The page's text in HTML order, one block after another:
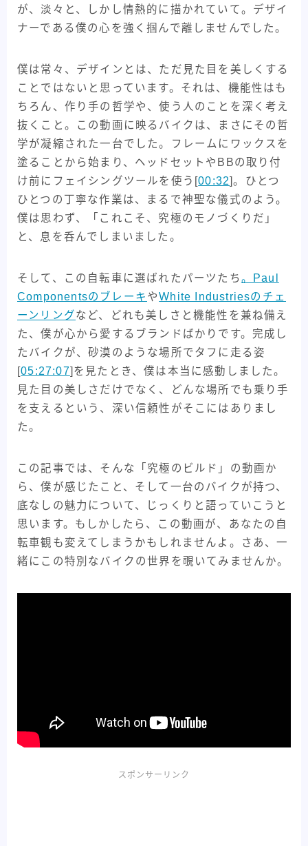
Paul salsa bikes SENSAH
The Radavist TREK Ultra Romance
WTB XTR アンクルリンネ アート
イベント・フェス ギザプロダクツ ギヤ周り
クランクブラザーズ グリップ コンポ
コンポーネント ステム セライタリア
バイクメーカー紹介記事 パーツメーカー
ピスト・トラックバイク フレームバッグ
フレーム紹介記事 マキシス
自転車バッグ系
が、淡々と、しかし情熱的に描かれていて。デザイ
ナーである僕の心を強く掴んで離しませんでした。
僕は常々、デザインとは、ただ見た目を美しくする
ことではないと思っています。それは、機能性はも
ちろん、作り手の哲学や、使う人のことを深く考え
抜くこと。この動画に映るバイクは、まさにその哲
学が凝縮された一台でした。フレームにワックスを
塗ることから始まり、ヘッドセットやBBの取り付
け前にフェイシングツールを使う[00:32]。ひとつ
ひとつの丁寧な作業は、まるで神聖な儀式のよう。
僕は思わず、「これこそ、究極のモノづくりだ」
と、息を呑んでしまいました。
そして、この自転車に選ばれたパーツたち 。Paul
Componentsのブレーキ やWhite Industriesのチェ
ーンリングなど、どれも美しさと機能性を兼ね備え
た、僕が心から愛するブランドばかりです。完成し
たバイクが、砂漠のような場所でタフに走る姿
[05:27:07]を見たとき、僕は本当に感動しました。
見た目の美しさだけでなく、どんな場所でも乗り手
を支えるという、深い信頼性がそこにはありまし
た。
この記事では、そんな「究極のビルド」の動画か
ら、僕が感じたこと、そして一台のバイクが持つ、
底なしの魅力について、じっくりと語っていこうと
思います。もしかしたら、この動画が、あなたの自
転車観も変えてしまうかもしれませんよ。さあ、一
緒にこの特別なバイクの世界を覗いてみませんか。
スポンサーリンク